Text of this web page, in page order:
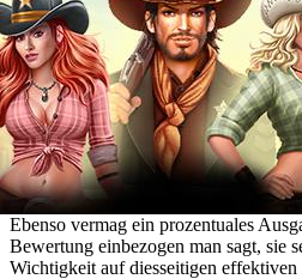
Ebenso vermag ein prozentuales
Bewertung einbezogen man sagt, sie
Wichtigkeit auf diesseitigen effektiven